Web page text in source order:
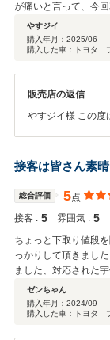
が痛いと言って、今
100kのをと、購入に
で、ネットで見てい
も他の買取より高く
やすジイ
購入年月： 2025/06
購入した車：トヨタ
販売店の返信
やすジイ様 この度
す。 お客様に喜ん
またぜひお気軽に
致します。
接客は皆さん素
総合評価 5点
接客 : 5 雰囲気 : 5
ちょっと下取り値段
っかりして頂きまし
ました、対応された
ゼンちゃん
購入年月： 2024/09
購入した車：トヨタ